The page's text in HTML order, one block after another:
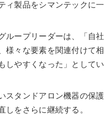
製品をシマンテックに一
ループリーダーは、「自
様々な要素を関連付けて
やすくなった」としてい
スタンドアロン機器の保
しをさらに継続する。